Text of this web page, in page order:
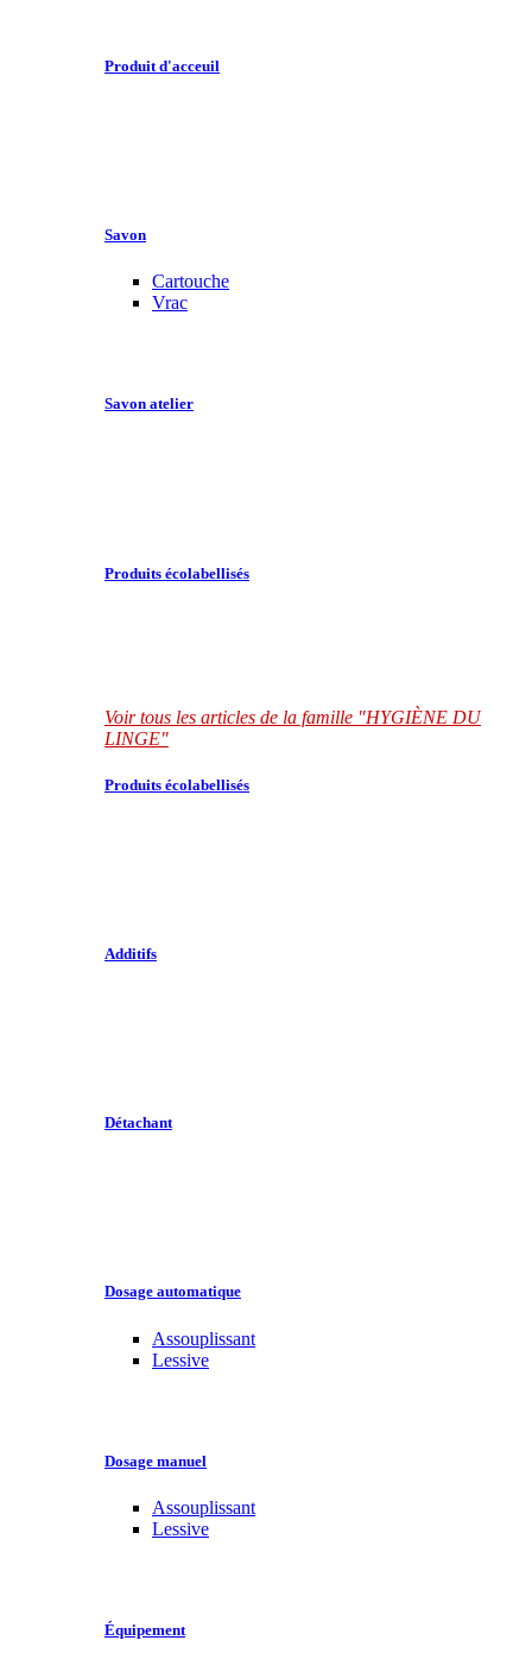
Produit d'acceuil
Savon
Cartouche
Vrac
Savon atelier
Produits écolabellisés
Voir tous les articles de la famille "HYGIÈNE DU
LINGE"
Produits écolabellisés
Additifs
Détachant
Dosage automatique
Assouplissant
Lessive
Dosage manuel
Assouplissant
Lessive
Équipement